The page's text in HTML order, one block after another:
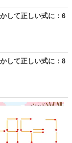
して正しい式に：6
して正しい式に：8